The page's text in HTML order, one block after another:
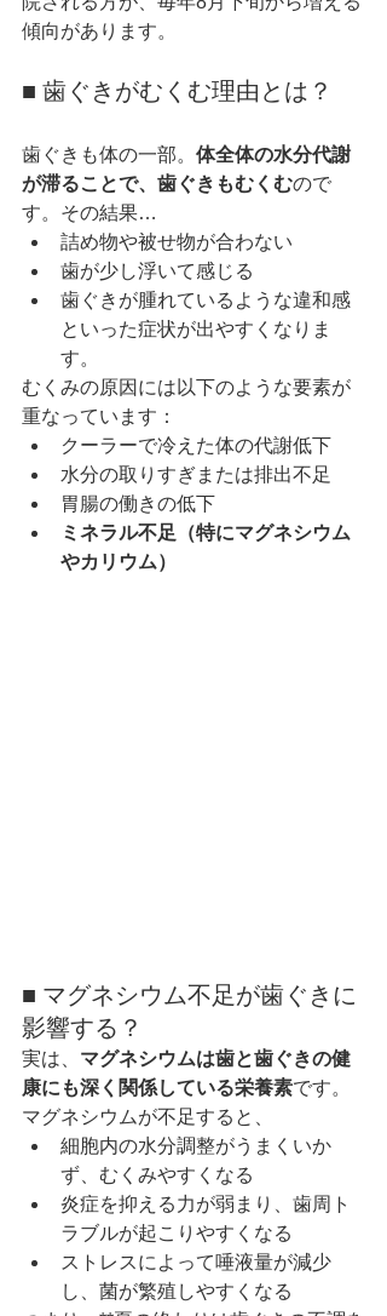
傾向があります。
■ 歯ぐきがむくむ理由とは？
歯ぐきも体の一部。 体全体の水分代謝
が滞ることで、歯ぐきもむくむので
す。その結果…
詰め物や被せ物が合わない
歯が少し浮いて感じる
歯ぐきが腫れているような違和感
といった症状が出やすくなりま
す。
むくみの原因には以下のような要素が
重なっています：
クーラーで冷えた体の代謝低下
水分の取りすぎまたは排出不足
胃腸の働きの低下
ミネラル不足（特にマグネシウム
やカリウム）
■ マグネシウム不足が歯ぐきに
影響する？
実は、 マグネシウムは歯と歯ぐきの健
康にも深く関係している栄養素です。
マグネシウムが不足すると、
細胞内の水分調整がうまくいか
ず、むくみやすくなる
炎症を抑える力が弱まり、歯周ト
ラブルが起こりやすくなる
ストレスによって唾液量が減少
し、菌が繁殖しやすくなる